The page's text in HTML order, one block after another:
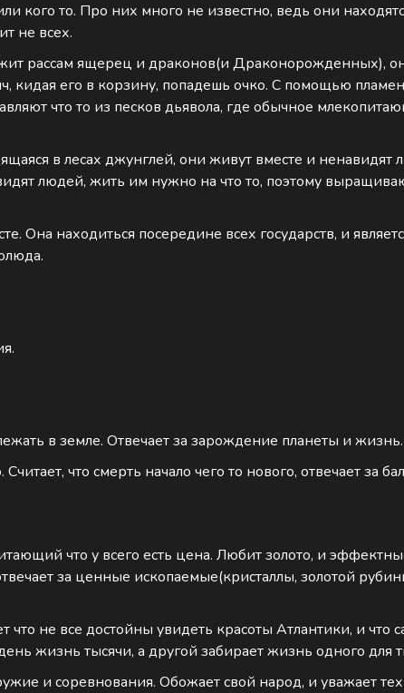
кого то. Про них много не известно, ведь они
не всех.
рассам ящерец и драконов(и Драконорожденных),
кидая его в корзину, попадешь очко. С помощью
что то из песков дьявола, где обычное
в лесах джунглей, они живут вместе и ненавидят
людей, жить им нужно на что то, поэтому
Она находиться посередине всех государств, и
в земле. Отвечает за зарождение планеты и жизнь.
что смерть начало чего то нового, отвечает за
что у всего есть цена. Любит золото, и
за ценные ископаемые(кристаллы, золотой
не все достойны увидеть красоты Атлантики, и что
жизнь тысячи, а другой забирает жизнь одного для
и соревнования. Обожает свой народ, и уважает